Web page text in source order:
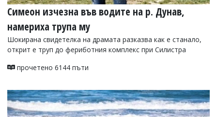
Симеон изчезна във водите на р. Дунав,
намериха трупа му
Шокирана свидетелка на драмата разказва как е станало,
открит е труп до фериботния комплекс при Силистра
прочетено 6144 пъти